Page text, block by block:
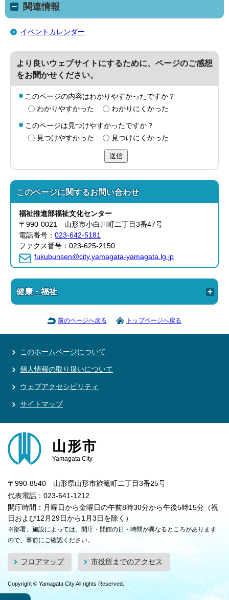
関連情報
イベントカレンダー
より良いウェブサイトにするために、ページのご感想
をお聞かせください。
このページの内容はわかりやすかったですか？
わかりやすかった
わかりにくかった
このページは見つけやすかったですか？
見つけやすかった
見つけにくかった
送信
このページに関するお問い合わせ
福祉推進部福祉文化センター
〒990-0021 山形市小白川町二丁目3番47号
電話番号：023-642-5181
ファクス番号：023-625-2150
fukubunsen@city.yamagata-yamagata.lg.jp
健康・福祉
前のページへ戻る トップページへ戻る
このホームページについて
個人情報の取り扱いについて
ウェブアクセシビリティ
サイトマップ
山形市
Yamagata City
〒990-8540 山形県山形市旅篭町二丁目3番25号
代表電話：023-641-1212
開庁時間：月曜日から金曜日の午前8時30分から午後5時15分（祝
日および12月29日から1月3日を除く）
※部署、施設によっては、開庁・開館の日・時間が異なるところがあります
ので、事前にご確認ください。
フロアマップ 市役所までのアクセス
Copyright © Yamagata City All rights Reserved.